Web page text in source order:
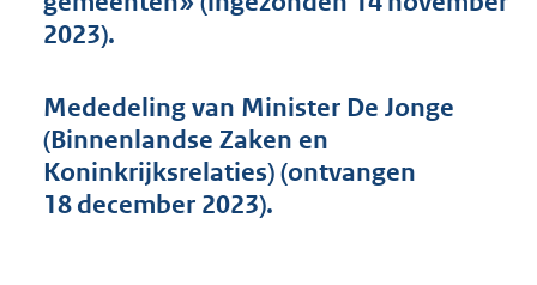
t
4
0
b
2023).
Mededeling van Minister De Jonge
(Binnenlandse Zaken en
Koninkrijksrelaties) (ontvangen
18 december 2023).